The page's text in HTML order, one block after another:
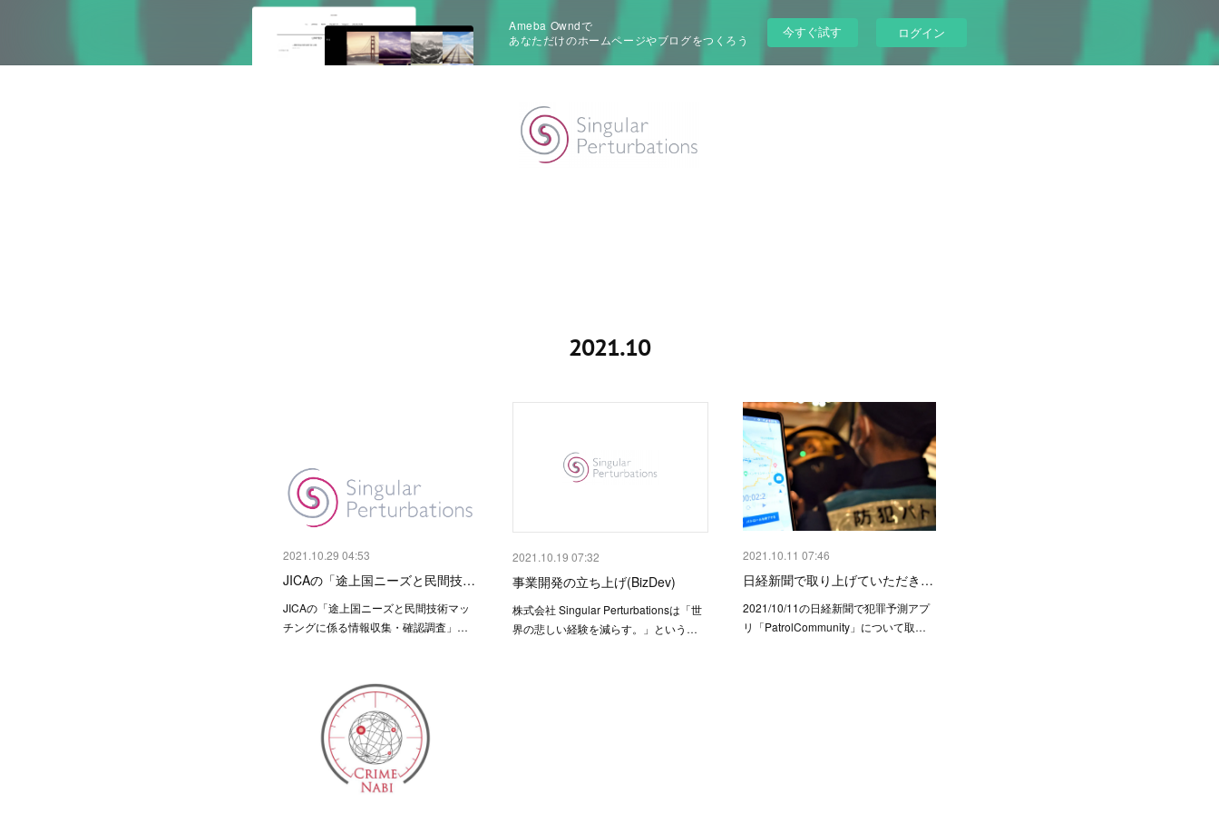
Ameba Owndで
あなただけのホームページやブログをつくろう
今すぐ試す ログイン
2021.10
2021.10.29 04:53
JICAの「途上国ニーズと民間技…
JICAの「途上国ニーズと民間技術マッ
チングに係る情報収集・確認調査」…
2021.10.19 07:32
事業開発の立ち上げ(BizDev)
株式会社 Singular Perturbationsは「世
界の悲しい経験を減らす。」という…
2021.10.11 07:46
日経新聞で取り上げていただき…
2021/10/11の日経新聞で犯罪予測アプ
リ「PatrolCommunity」について取…